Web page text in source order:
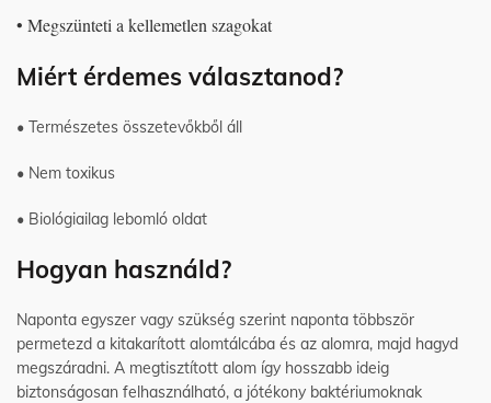
• Megszünteti a kellemetlen szagokat
Miért érdemes választanod?
• Természetes összetevőkből áll
• Nem toxikus
• Biológiailag lebomló oldat
Hogyan használd?
Naponta egyszer vagy szükség szerint naponta többször
permetezd a kitakarított alomtálcába és az alomra, majd hagyd
megszáradni. A megtisztított alom így hosszabb ideig
biztonságosan felhasználható, a jótékony baktériumoknak